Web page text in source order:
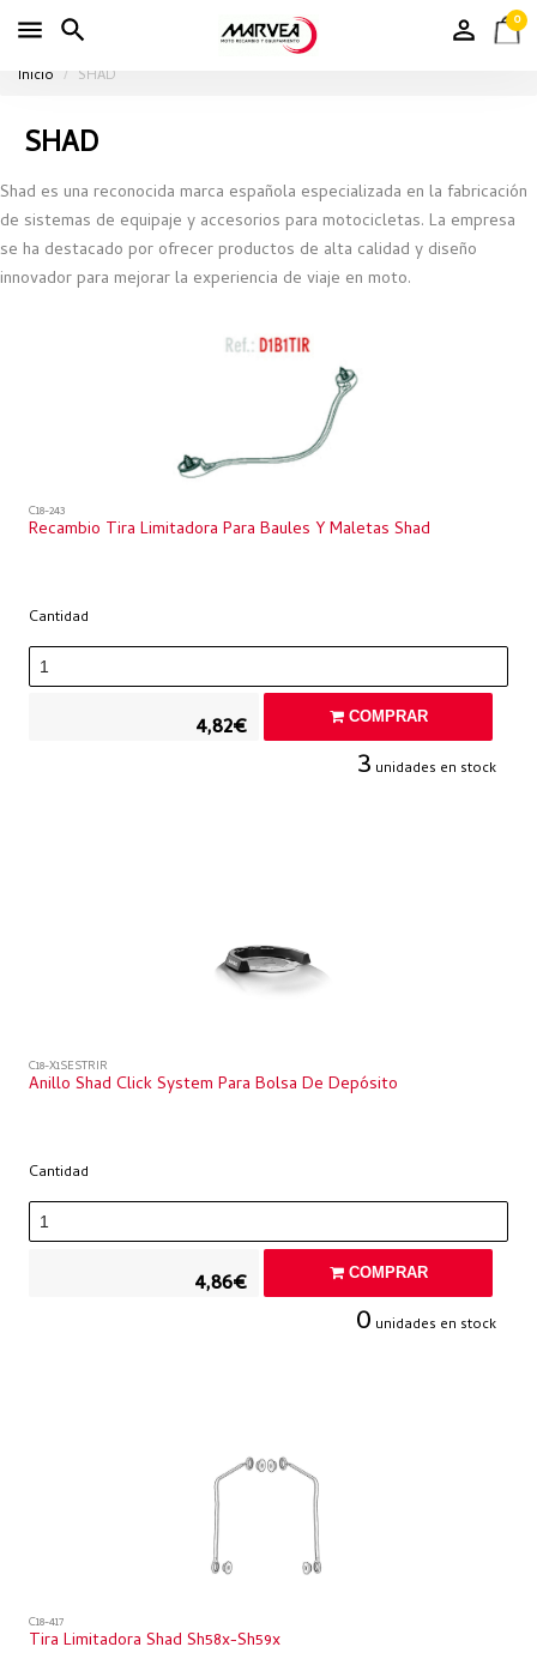
0
Inicio SHAD
SHAD
Shad es una reconocida marca española especializada en la fabricación
de sistemas de equipaje y accesorios para motocicletas. La empresa
se ha destacado por ofrecer productos de alta calidad y diseño
innovador para mejorar la experiencia de viaje en moto.
C18-243
Recambio Tira Limitadora Para Baules Y Maletas Shad
Cantidad
4,82€ COMPRAR
3 unidades en stock
C18-X1SESTRIR
Anillo Shad Click System Para Bolsa De Depósito
Cantidad
4,86€ COMPRAR
0 unidades en stock
C18-417
Tira Limitadora Shad Sh58x-Sh59x